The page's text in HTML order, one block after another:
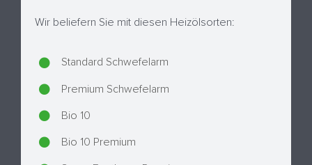
Wir beliefern Sie mit diesen Heizölsorten:
Standard Schwefelarm
Premium Schwefelarm
Bio 10
Bio 10 Premium